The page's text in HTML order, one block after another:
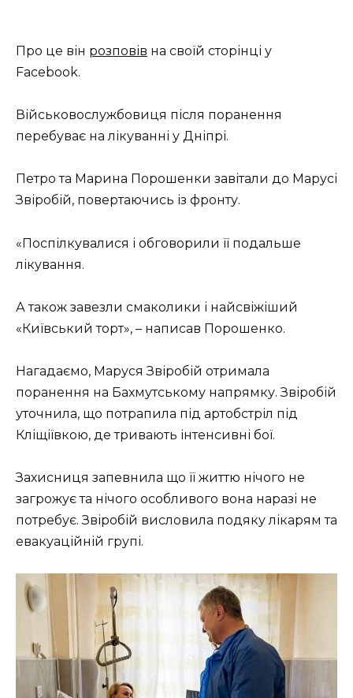
Про це він розповів на своїй сторінці у
Facebook.
Військовослужбовиця після поранення
перебуває на лікуванні у Дніпрі.
Петро та Марина Порошенки завітали до Марусі
Звіробій, повертаючись із фронту.
«Поспілкувалися і обговорили її подальше
лікування.
А також завезли смаколики і найсвіжіший
«Київський торт», – написав Порошенко.
Нагадаємо, Маруся Звіробій отримала
поранення на Бахмутському напрямку. Звіробій
уточнила, що потрапила під артобстріл під
Кліщіївкою, де тривають інтенсивні бої.
Захисниця запевнила що її життю нічого не
загрожує та нічого особливого вона наразі не
потребує. Звіробій висловила подяку лікарям та
евакуаційній групі.